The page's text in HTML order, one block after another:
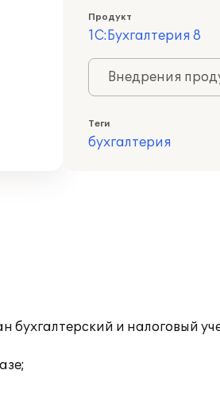
Продукт
1С:Бухгалтерия 8
Внедрения
Теги
бухгалтерия
и налоговый